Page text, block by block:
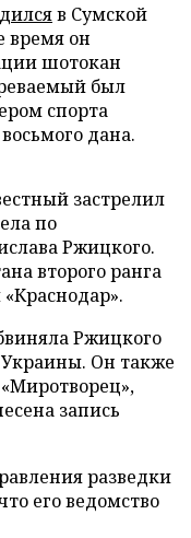
в Сумской
время он
шотокан
был
спорта
дана.
застрелил
по
Ржицкого.
второго ранга
Ржицкого
Украины. Он также
запись
разведки
его ведомство